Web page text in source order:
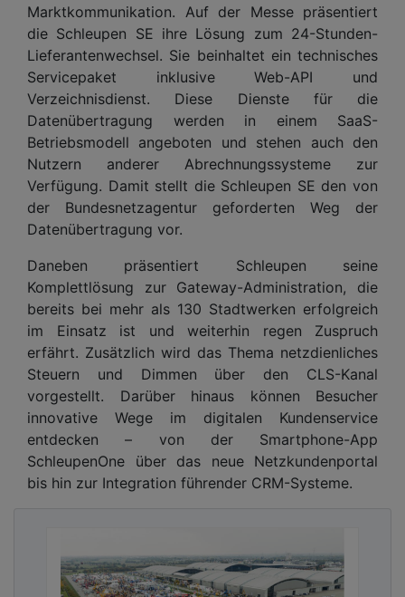
Marktkommunikation. Auf der Messe präsentiert
die Schleupen SE ihre Lösung zum 24-Stunden-
Lieferantenwechsel. Sie beinhaltet ein technisches
Servicepaket inklusive Web-API und
Verzeichnisdienst. Diese Dienste für die
Datenübertragung werden in einem SaaS-
Betriebsmodell angeboten und stehen auch den
Nutzern anderer Abrechnungssysteme zur
Verfügung. Damit stellt die Schleupen SE den von
der Bundesnetzagentur geforderten Weg der
Datenübertragung vor.
Daneben präsentiert Schleupen seine
Komplettlösung zur Gateway-Administration, die
bereits bei mehr als 130 Stadtwerken erfolgreich
im Einsatz ist und weiterhin regen Zuspruch
erfährt. Zusätzlich wird das Thema netzdienliches
Steuern und Dimmen über den CLS-Kanal
vorgestellt. Darüber hinaus können Besucher
innovative Wege im digitalen Kundenservice
entdecken – von der Smartphone-App
SchleupenOne über das neue Netzkundenportal
bis hin zur Integration führender CRM-Systeme.